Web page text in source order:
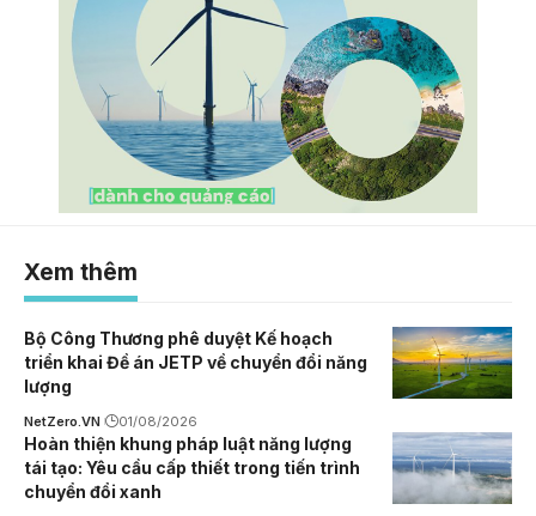
Xem thêm
Bộ Công Thương phê duyệt Kế hoạch
triển khai Đề án JETP về chuyển đổi năng
lượng
NetZero.VN 01/08/2026
Hoàn thiện khung pháp luật năng lượng
tái tạo: Yêu cầu cấp thiết trong tiến trình
chuyển đổi xanh